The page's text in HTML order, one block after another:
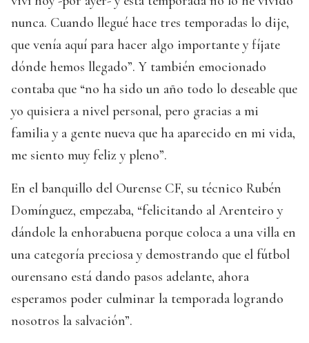
nunca. Cuando llegué hace tres temporadas lo dije,
que venía aquí para hacer algo importante y fíjate
dónde hemos llegado”. Y también emocionado
contaba que “no ha sido un año todo lo deseable que
yo quisiera a nivel personal, pero gracias a mi
familia y a gente nueva que ha aparecido en mi vida,
me siento muy feliz y pleno”.
En el banquillo del Ourense CF, su técnico Rubén
Domínguez, empezaba, “felicitando al Arenteiro y
dándole la enhorabuena porque coloca a una villa en
una categoría preciosa y demostrando que el fútbol
ourensano está dando pasos adelante, ahora
esperamos poder culminar la temporada logrando
nosotros la salvación”.